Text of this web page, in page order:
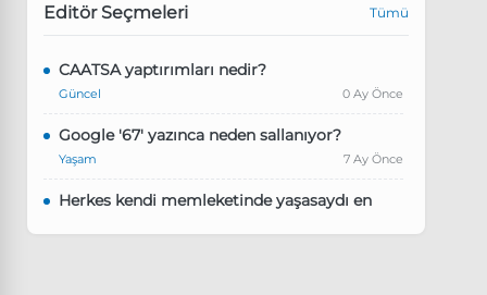
Editör Seçmeleri Tümü
CAATSA yaptırımları nedir?
Güncel 0 Ay Önce
Google '67' yazınca neden sallanıyor?
Yaşam 7 Ay Önce
Herkes kendi memleketinde yaşasaydı en